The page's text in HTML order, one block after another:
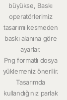
büyükse, Baskı
operatörlerimiz
tasarımı kesmeden
baskı alanına göre
ayarlar.
Png formatlı dosya
yüklemeniz önerilir.
Tasarımda
kullandığınız parlak